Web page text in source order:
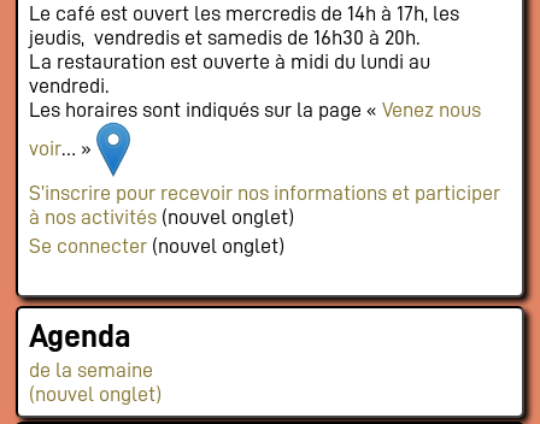
Le café est ouvert les mercredis de 14h à 17h, les
jeudis, vendredis et samedis de 16h30 à 20h.
La restauration est ouverte à midi du lundi au
vendredi.
Les horaires sont indiqués sur la page « Venez nous
voir… »
S’inscrire pour recevoir nos informations et participer
à nos activités(nouvel onglet)
Se connecter(nouvel onglet)
Agenda
de la semaine
(nouvel onglet)